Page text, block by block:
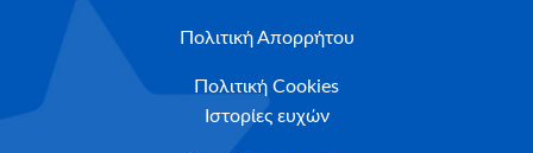
Πολιτική Απορρήτου
Πολιτική Cookies
Ιστορίες ευχών